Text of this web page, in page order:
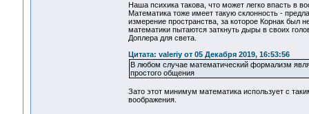
Наша психика такова, что может легко впасть в
Математика тоже имеет такую склонность -
измерение пространства, за которое Корнак был
математики пытаются заткнуть дыры в своих
Доплера для света.
Цитата: valeriy от 05 Декабря 2019, 16:53:56
В любом случае математический формализм
простого общения
Зато этот минимум математика использует с
воображения.